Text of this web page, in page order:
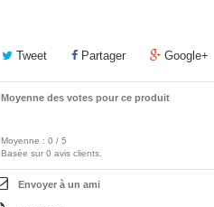
Tweet Partager Google+
Moyenne des votes pour ce produit
Moyenne : 0 / 5
Basée sur 0 avis clients.
Envoyer à un ami